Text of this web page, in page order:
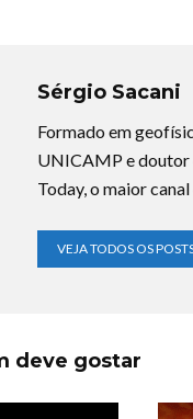
Sérgio Sacani
Formado em
UNICAMP e doutor
Today, o maior
VEJA TODOS OS
deve gostar